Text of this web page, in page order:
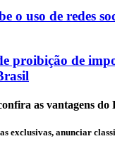
o uso de redes
proibição de
as vantagens do
exclusivas, anunciar